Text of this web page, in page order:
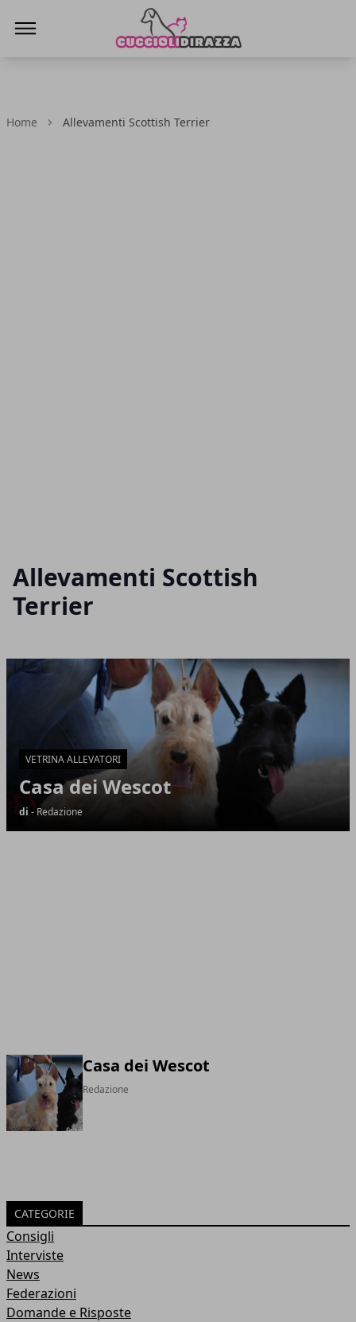
Home Allevamenti Scottish Terrier
Allevamenti Scottish
Terrier
Articoli in Evidenza
VETRINA ALLEVATORI
Casa dei Wescot
di - Redazione
Casa dei Wescot
Redazione
CATEGORIE
Consigli
Interviste
News
Federazioni
Domande e Risposte